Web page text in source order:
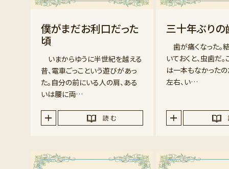
僕がまだお利口だった
頃
いまからゆうに半世紀を越える
昔、電車ごっこという遊びがあっ
た。自分の前にいる人の肩、ある
いは腰に両…
読 む
三十年ぶりの
歯が痛くなった。
いておくと、虫歯だ
は一本もなかったの
左右、い…